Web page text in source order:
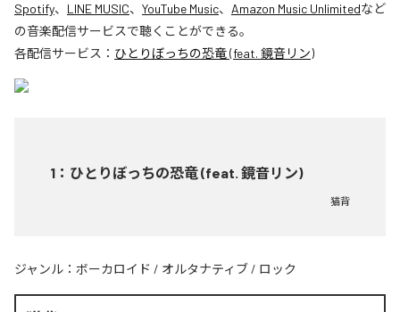
Spotify、 LINE MUSIC、 YouTube Music、 Amazon Music Unlimitedなど
の音楽配信サービスで聴くことができる。
各配信サービス： ひとりぼっちの恐竜 (feat. 鏡音リン)
1 ： ひとりぼっちの恐竜 (feat. 鏡音リン)
猫背
ジャンル： ボーカロイド / オルタナティブ / ロック